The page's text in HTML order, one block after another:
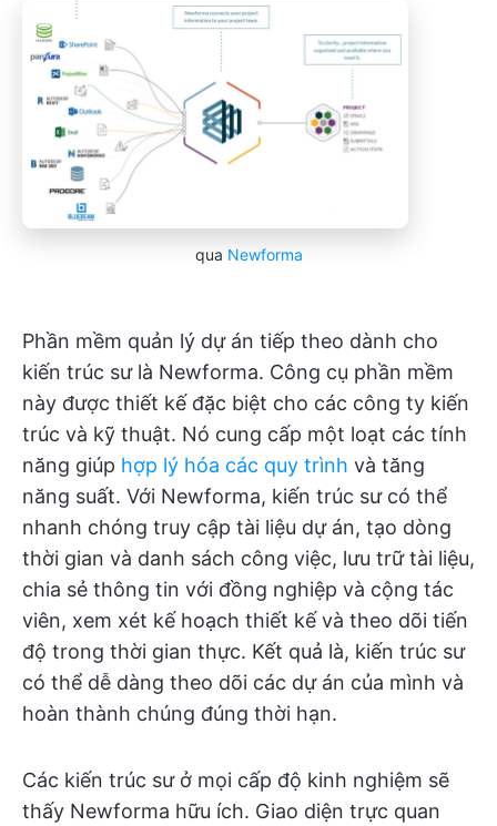
qua Newforma
Phần mềm quản lý dự án tiếp theo dành cho
kiến trúc sư là Newforma. Công cụ phần mềm
này được thiết kế đặc biệt cho các công ty kiến
trúc và kỹ thuật. Nó cung cấp một loạt các tính
năng giúp hợp lý hóa các quy trình và tăng
năng suất. Với Newforma, kiến trúc sư có thể
nhanh chóng truy cập tài liệu dự án, tạo dòng
thời gian và danh sách công việc, lưu trữ tài liệu,
chia sẻ thông tin với đồng nghiệp và cộng tác
viên, xem xét kế hoạch thiết kế và theo dõi tiến
độ trong thời gian thực. Kết quả là, kiến trúc sư
có thể dễ dàng theo dõi các dự án của mình và
hoàn thành chúng đúng thời hạn.
Các kiến trúc sư ở mọi cấp độ kinh nghiệm sẽ
thấy Newforma hữu ích. Giao diện trực quan